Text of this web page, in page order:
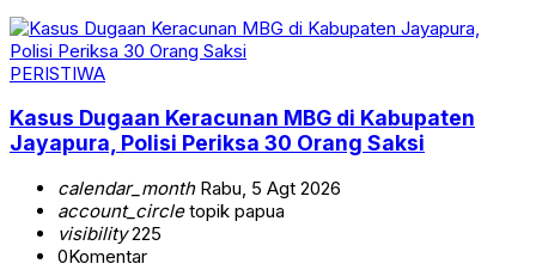
PERISTIWA
Kasus Dugaan Keracunan MBG di Kabupaten
Jayapura, Polisi Periksa 30 Orang Saksi
calendar_monthRabu, 5 Agt 2026
account_circletopik papua
visibility225
0Komentar